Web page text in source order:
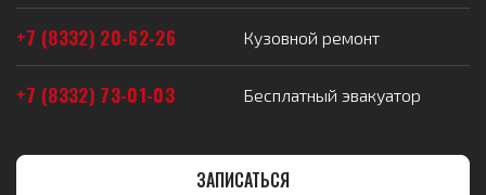
+7 (8332) 20-62-26 Кузовной ремонт
+7 (8332) 73-01-03 Бесплатный эвакуатор
ЗАПИСАТЬСЯ